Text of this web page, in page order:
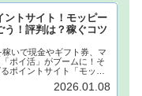
ントサイト！モッピー
う！評判は？稼ぐコツ
いで現金やギフト券、マ
ポイ活」がブームに！そ
ポイントサイト「モッピ
ます！モッピーに登録し、
げば、あなたも月1万円稼ぐ
2026.01.08